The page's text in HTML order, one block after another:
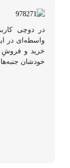
در دوچی
واسطه‌ای در
خرید و فروشِ
خودشان